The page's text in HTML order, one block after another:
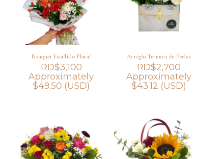
Bouquet Estallido Floral
RD$3,100
Approximately
$49.50 (USD)
Arreglo Ternura de Perlas
RD$2,700
Approximately
$43.12 (USD)